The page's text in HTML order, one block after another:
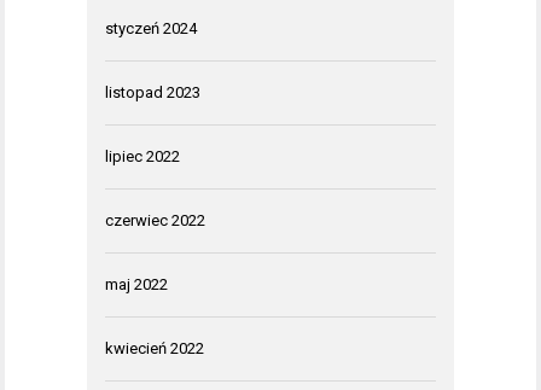
styczeń 2024
listopad 2023
lipiec 2022
czerwiec 2022
maj 2022
kwiecień 2022